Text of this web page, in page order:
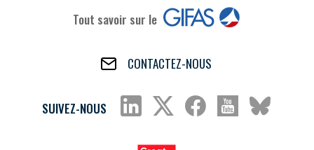
Tout savoir sur le
CONTACTEZ-NOUS
SUIVEZ-NOUS